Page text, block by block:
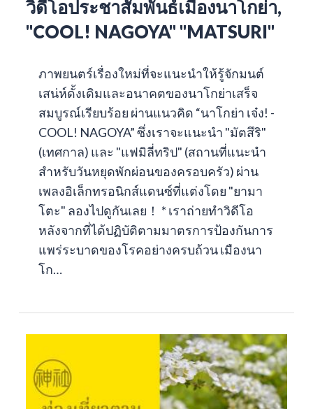
วิดีโอประชาสัมพันธ์เมืองนาโกย่า,
"COOL! NAGOYA" "MATSURI"
ภาพยนตร์เรื่องใหม่ที่จะแนะนำให้รู้จักมนต์
เสน่ห์ดั้งเดิมและอนาคตของนาโกย่าเสร็จ
สมบูรณ์เรียบร้อย ผ่านแนวคิด “นาโกย่า เจ๋ง! -
COOL! NAGOYA” ซึ่งเราจะแนะนำ "มัตสึริ"
(เทศกาล) และ "แฟมิลี่ทริป" (สถานที่แนะนำ
สำหรับวันหยุดพักผ่อนของครอบครัว) ผ่าน
เพลงอิเล็กทรอนิกส์แดนซ์ที่แต่งโดย "ยามา
โตะ" ลองไปดูกันเลย！ * เราถ่ายทำวิดีโอ
หลังจากที่ได้ปฏิบัติตามมาตรการป้องกันการ
แพร่ระบาดของโรคอย่างครบถ้วน เมืองนา
โก…